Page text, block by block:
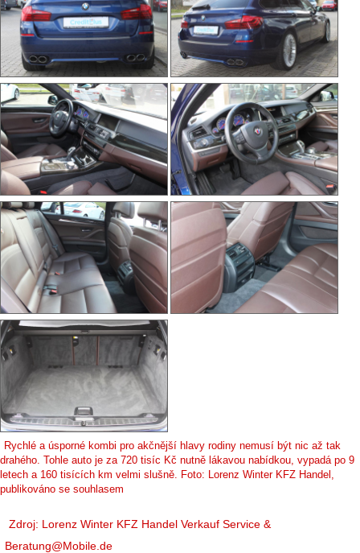
Rychlé a úsporné kombi pro akčnější hlavy rodiny nemusí být nic až tak
drahého. Tohle auto je za 720 tisíc Kč nutně lákavou nabídkou, vypadá po 9
letech a 160 tisících km velmi slušně. Foto: Lorenz Winter KFZ Handel,
publikováno se souhlasem
Zdroj: Lorenz Winter KFZ Handel Verkauf Service &
Beratung@Mobile.de